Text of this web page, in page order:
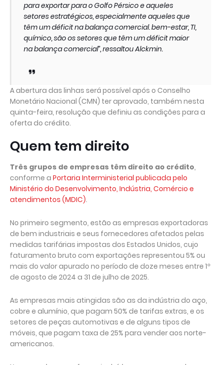
para exportar para o Golfo Pérsico e aqueles
setores estratégicos, especialmente aqueles que
têm um déficit na balança comercial. bem-estar, TI,
químico, são os setores que têm um déficit maior
na balança comercial”, ressaltou Alckmin.
A abertura das linhas será possível após o Conselho
Monetário Nacional (CMN) ter aprovado, também nesta
quinta-feira, resolução que definiu as condições para a
oferta do crédito.
Quem tem direito
Três grupos de empresas têm direito ao crédito,
conforme a Portaria Interministerial publicada pelo
Ministério do Desenvolvimento, Indústria, Comércio e
atendimentos (MDIC).
No primeiro segmento, estão as empresas exportadoras
de bem industriais e seus fornecedores afetados pelas
medidas tarifárias impostas dos Estados Unidos, cujo
faturamento bruto com exportações representou 5% ou
mais do valor apurado no período de doze meses entre 1º
de agosto de 2024 a 31 de julho de 2025.
As empresas mais atingidas são as da indústria do aço,
cobre e alumínio, que pagam 50% de tarifas extras, e os
setores de peças automotivas e de alguns tipos de
móveis, que pagam taxa de 25% para vender aos norte-
americanos.